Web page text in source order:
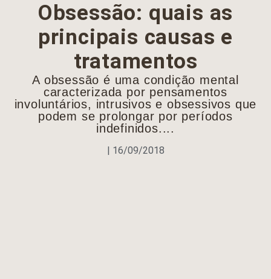
Obsessão: quais as
principais causas e
tratamentos
A obsessão é uma condição mental
caracterizada por pensamentos
involuntários, intrusivos e obsessivos que
podem se prolongar por períodos
indefinidos....
| 16/09/2018